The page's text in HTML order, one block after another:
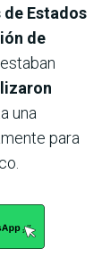
Estados
de
una
para